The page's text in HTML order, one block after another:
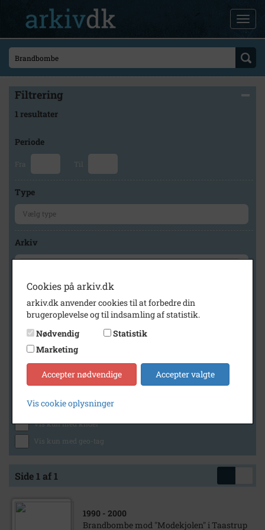
Filtrering
1 resultater
Periode
Fra Til
Type
Arkiv
Geografi
Generelt
Vis kun med billeder
Vis kun med lydklip
Vis kun med kilder
Vis kun med geo-tag
Side 1 af 1
1990 - 2000
Brandbombe mod "Modekjolen" i Taastrup
Cookies på arkiv.dk
arkiv.dk anvender cookies til at forbedre din
brugeroplevelse og til indsamling af statistik.
Nødvendig
Statistik
Marketing
Accepter nødvendige Accepter valgte
Vis cookie oplysninger